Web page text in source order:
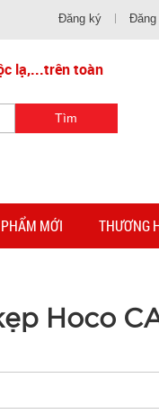
Đăng ký Đăng
lạ,...trên toàn
MỚI THƯƠNG
Hoco